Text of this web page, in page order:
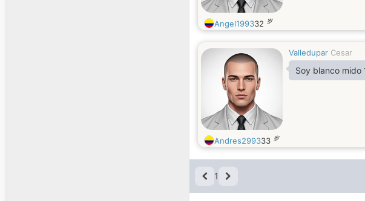
Angel199332 岁
Valledupar Cesar
Soy blanco mido
Andres299333 岁
1